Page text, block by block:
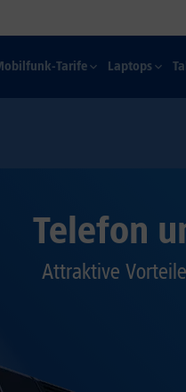
Tarife Laptops
Telefon
Attraktive